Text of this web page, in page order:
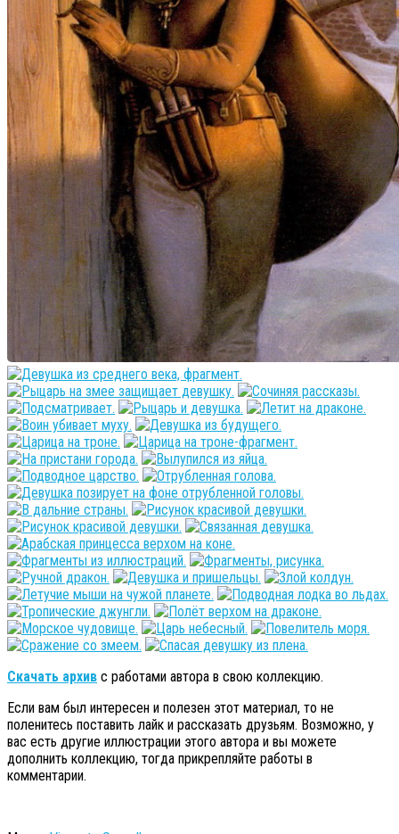
Скачать архив с работами автора в свою коллекцию.
Если вам был интересен и полезен этот материал, то не
поленитесь поставить лайк и рассказать друзьям. Возможно, у
вас есть другие иллюстрации этого автора и вы можете
дополнить коллекцию, тогда прикрепляйте работы в
комментарии.